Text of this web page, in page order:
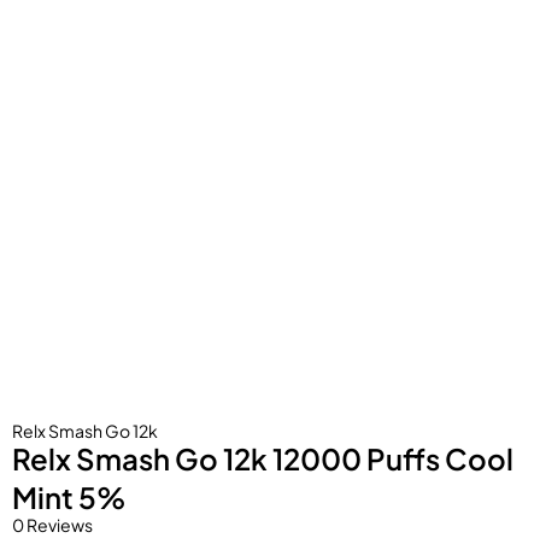
Relx Smash Go 12k
Relx Smash Go 12k 12000 Puffs Cool
Mint 5%
0 Reviews